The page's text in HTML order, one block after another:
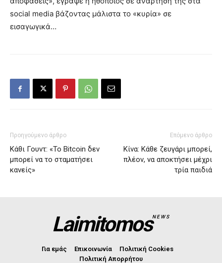
social media βάζοντας μάλιστα το «κυρία» σε
εισαγωγικά…
Προηγούμενο άρθρο
Κάθι Γουντ: «Το Βitcoin δεν
μπορεί να το σταματήσει
κανείς»
Επόμενο άρθρο
Κίνα: Κάθε ζευγάρι μπορεί,
πλέον, να αποκτήσει μέχρι
τρία παιδιά
LaimitomosNEWS
Για εμάς Επικοινωνία
Πολιτική Cookies
Πολιτική Απορρήτου